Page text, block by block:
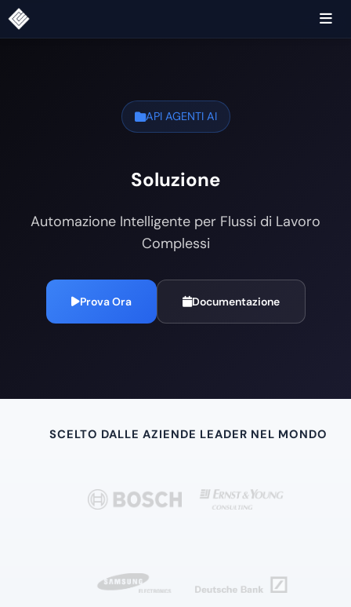
API AGENTI AI
Soluzione
Automazione Intelligente per Flussi di Lavoro
Complessi
Prova Ora Documentazione
SCELTO DALLE AZIENDE LEADER NEL MONDO